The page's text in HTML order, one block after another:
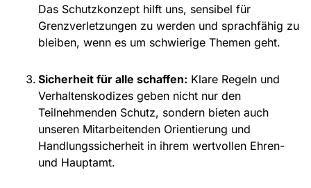
Das Schutzkonzept hilft uns, sensibel für
Grenzverletzungen zu werden und sprachfähig zu
bleiben, wenn es um schwierige Themen geht.
Sicherheit für alle schaffen: Klare Regeln und
Verhaltenskodizes geben nicht nur den
Teilnehmenden Schutz, sondern bieten auch
unseren Mitarbeitenden Orientierung und
Handlungssicherheit in ihrem wertvollen Ehren-
und Hauptamt.